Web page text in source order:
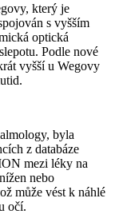
který je
s vyšším
optická
Podle nové
vyšší u Wegovy
byla
z databáze
mezi léky na
nebo
může vést k náhlé
očí.